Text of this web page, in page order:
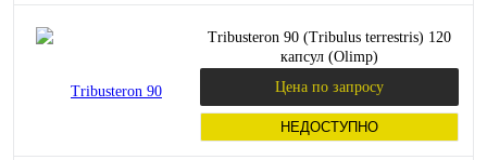
Tribusteron 90 (Tribulus terrestris) 120
капсул (Olimp)
Цена по запросу
НЕДОСТУПНО